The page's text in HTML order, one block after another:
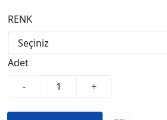
RENK
Adet
-
+